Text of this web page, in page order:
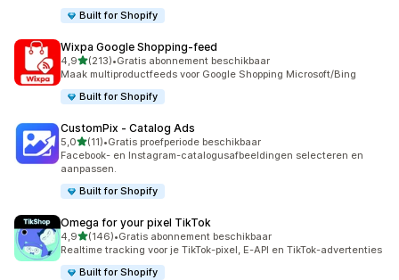
Built for Shopify
Wixpa Google Shopping‑feed
4,9van 5 sterren
(213)
213 recensies in totaal
•Gratis abonnement beschikbaar
Maak multiproductfeeds voor Google Shopping Microsoft/Bing
Built for Shopify
CustomPix ‑ Catalog Ads
5,0van 5 sterren
(11)
11 recensies in totaal
•Gratis proefperiode beschikbaar
Facebook- en Instagram-catalogusafbeeldingen selecteren en
aanpassen.
Built for Shopify
Omega for your pixel TikTok
4,9van 5 sterren
(146)
146 recensies in totaal
•Gratis abonnement beschikbaar
Realtime tracking voor je TikTok-pixel, E-API en TikTok-advertenties
Built for Shopify